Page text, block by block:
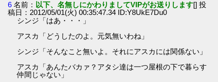
6 名前： 以下、名無しにかわりましてVIPがお送りします[] 投
稿日：2012/05/01(火) 00:35:47.34 ID:Y8UkE7Du0
シンジ「はあ・・・」
アスカ「どうしたのよ。元気無いわね」
シンジ「そんなこと無いよ。それにアスカには関係ない」
アスカ「あんたバカァ？アタシ達は一つ屋根の下で暮らす
仲間じゃない」